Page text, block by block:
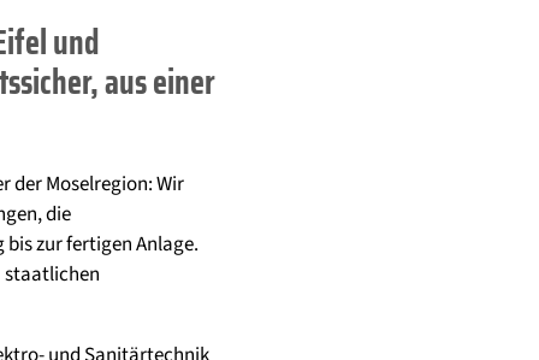
und
aus einer
der Moselregion: Wir
die
zur fertigen Anlage.
staatlichen